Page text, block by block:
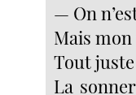
— On
Mais
Tout
La